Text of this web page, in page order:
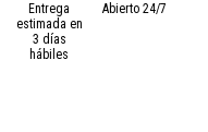
Entrega
estimada en
3 días
hábiles
Abierto 24/7